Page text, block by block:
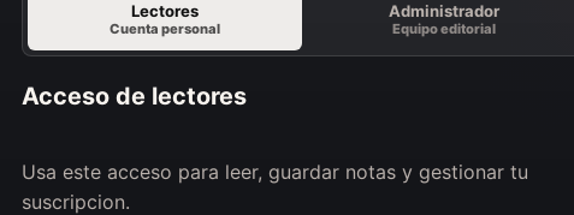
Lectores
Cuenta personal
Administrador
Equipo editorial
Acceso de lectores
Usa este acceso para leer, guardar notas y gestionar tu
suscripcion.